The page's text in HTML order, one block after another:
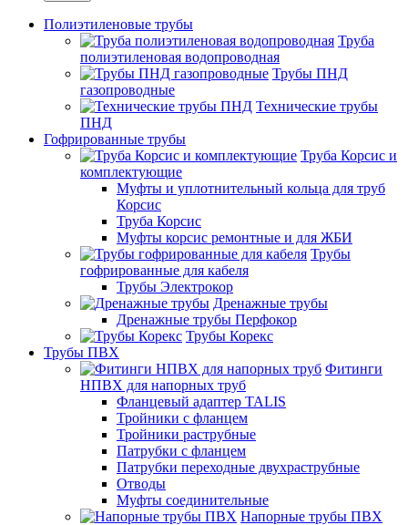
Полиэтиленовые трубы
Труба
полиэтиленовая водопроводная
Трубы ПНД
газопроводные
Технические трубы
ПНД
Гофрированные трубы
Труба Корсис и
комплектующие
Муфты и уплотнительный кольца для труб
Корсис
Труба Корсис
Муфты корсис ремонтные и для ЖБИ
Трубы
гофрированные для кабеля
Трубы Электрокор
Дренажные трубы
Дренажные трубы Перфокор
Трубы Корекс
Трубы ПВХ
Фитинги
НПВХ для напорных труб
Фланцевый адаптер TALIS
Тройники с фланцем
Тройники раструбные
Патрубки с фланцем
Патрубки переходные двухраструбные
Отводы
Муфты соединительные
Напорные трубы ПВХ